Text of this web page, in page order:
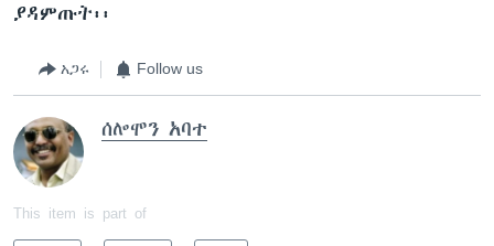
ያዳምጡት፡፡
አጋሩ Follow us
ሰሎሞን አባተ
This item is part of